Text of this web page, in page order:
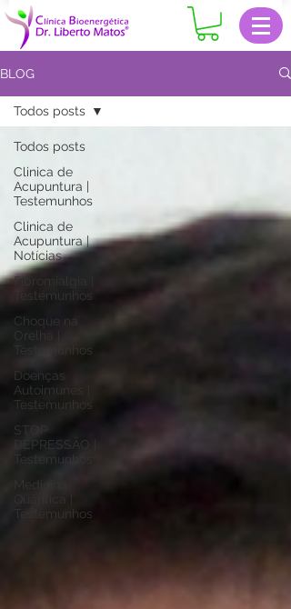
BLOG
Todos posts
Clinica de
Acupuntura |
Testemunhos
Clinica de
Acupuntura |
Notícias
Fibromialgia |
Testemunhos
Choque na
Testemunhos
Doenças
Autoimunes |
Testemunhos
STOP
DEPRESSÃO |
Testemunhos
Medicina
Testemunhos
Todos posts